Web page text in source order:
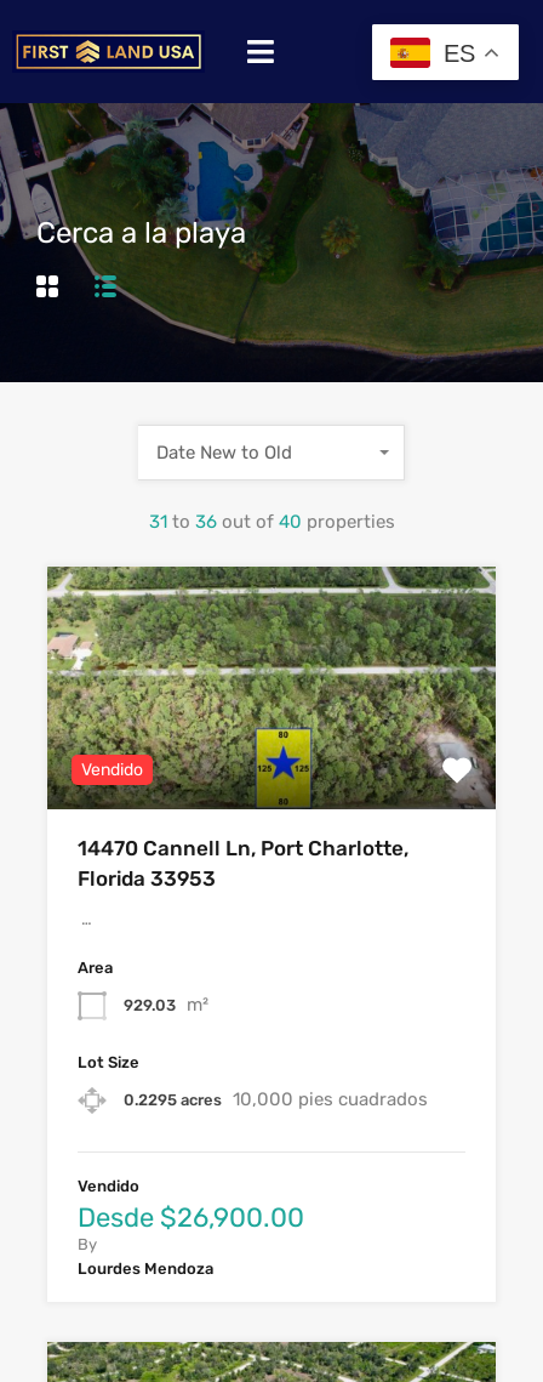
Cerca a la playa
31 to 36 out of 40 properties
Date New to Old
Vendido
14470 Cannell Ln, Port Charlotte,
Florida 33953
…
Area
929.03 m²
Lot Size
0.2295 acres 10,000 pies cuadrados
Vendido
Desde $26,900.00
By
Lourdes Mendoza
ES